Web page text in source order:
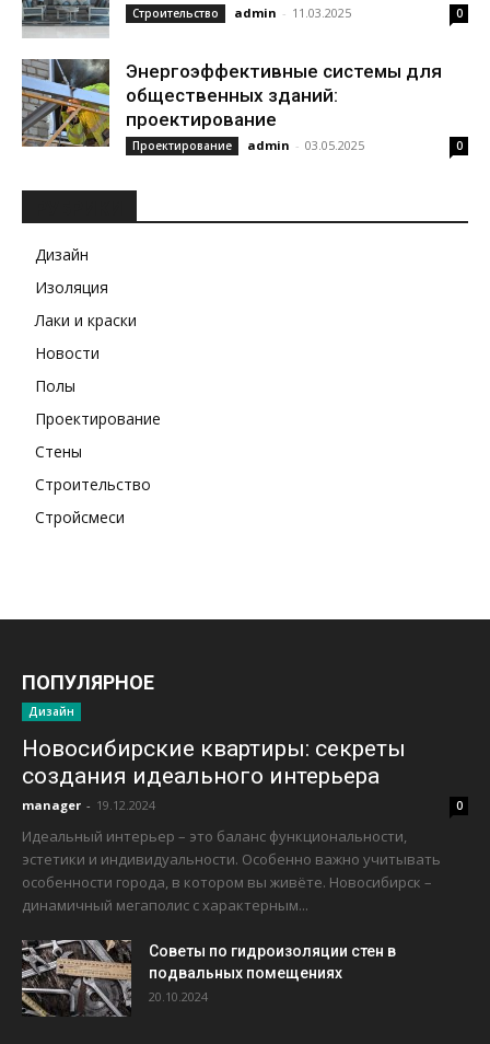
Строительство admin - 11.03.2025 0
Энергоэффективные системы для
общественных зданий:
проектирование
Проектирование admin - 03.05.2025 0
Дизайн
Изоляция
Лаки и краски
Новости
Полы
Проектирование
Стены
Строительство
Стройсмеси
ПОПУЛЯРНОЕ
Дизайн
Новосибирские квартиры: секреты
создания идеального интерьера
manager - 19.12.2024 0
Идеальный интерьер – это баланс функциональности,
эстетики и индивидуальности. Особенно важно учитывать
особенности города, в котором вы живёте. Новосибирск –
динамичный мегаполис с характерным...
Советы по гидроизоляции стен в
подвальных помещениях
20.10.2024